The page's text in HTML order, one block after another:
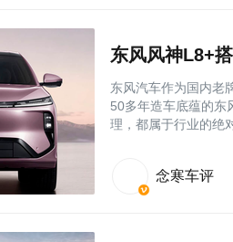
东风汽车作为国内老
50多年造车底蕴的东
理，都属于行业的绝
念寒车评